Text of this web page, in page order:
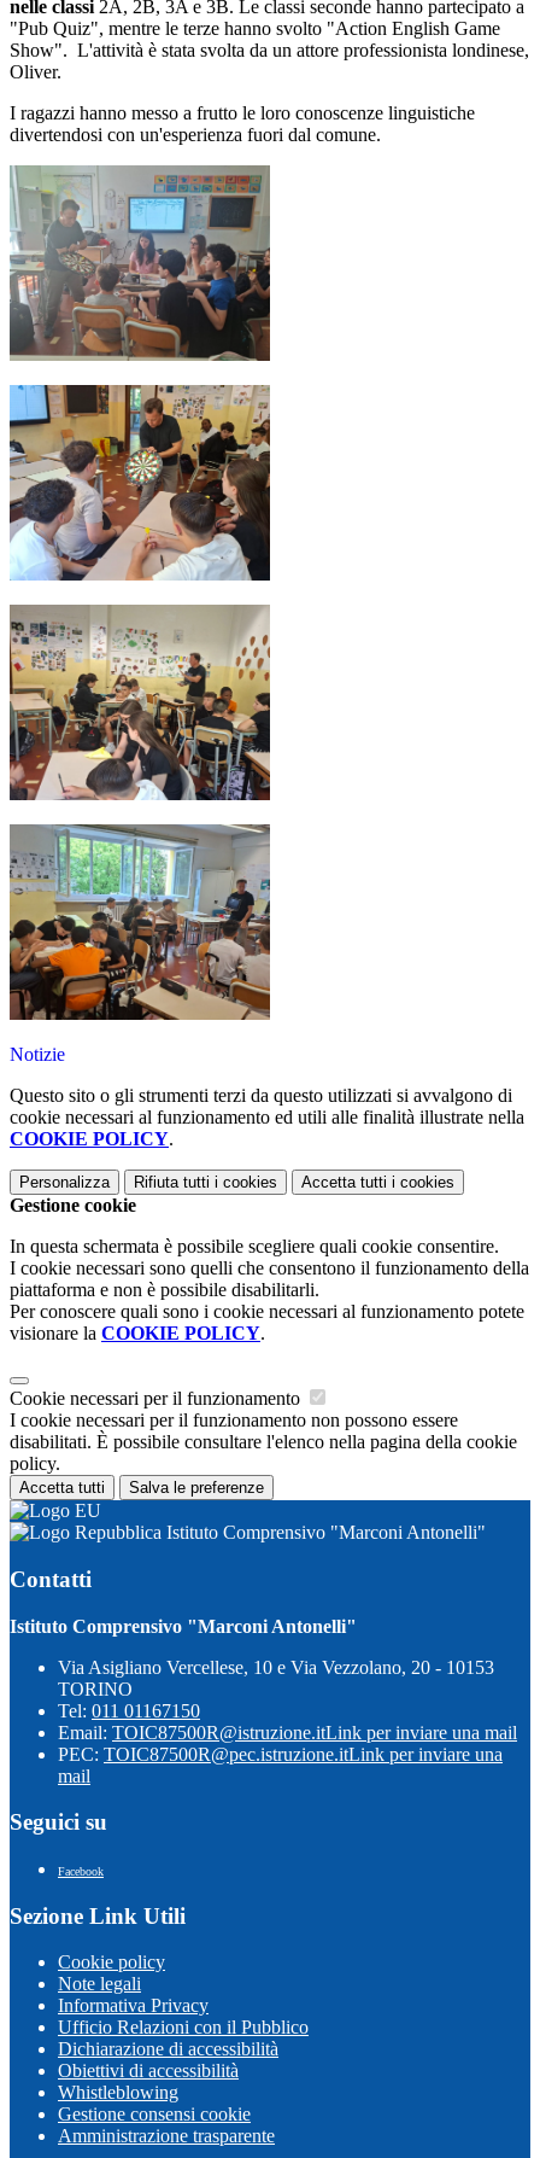
nelle classi 2A, 2B, 3A e 3B. Le classi seconde hanno partecipato a
"Pub Quiz", mentre le terze hanno svolto "Action English Game
Show". L'attività è stata svolta da un attore professionista londinese,
Oliver.
I ragazzi hanno messo a frutto le loro conoscenze linguistiche
divertendosi con un'esperienza fuori dal comune.
Notizie
Questo sito o gli strumenti terzi da questo utilizzati si avvalgono di
cookie necessari al funzionamento ed utili alle finalità illustrate nella
COOKIE POLICY.
Personalizza Rifiuta tutti i cookies Accetta tutti i cookies
Gestione cookie
In questa schermata è possibile scegliere quali cookie consentire.
I cookie necessari sono quelli che consentono il funzionamento della
piattaforma e non è possibile disabilitarli.
Per conoscere quali sono i cookie necessari al funzionamento potete
visionare la COOKIE POLICY.
Cookie necessari per il funzionamento
I cookie necessari per il funzionamento non possono essere
disabilitati. È possibile consultare l'elenco nella pagina della cookie
policy.
Accetta tutti Salva le preferenze
Istituto Comprensivo "Marconi Antonelli"
Contatti
Istituto Comprensivo "Marconi Antonelli"
Via Asigliano Vercellese, 10 e Via Vezzolano, 20 - 10153
TORINO
Tel: 011 01167150
Email: TOIC87500R@istruzione.itLink per inviare una mail
PEC: TOIC87500R@pec.istruzione.itLink per inviare una
mail
Seguici su
Facebook
Sezione Link Utili
Cookie policy
Note legali
Informativa Privacy
Ufficio Relazioni con il Pubblico
Dichiarazione di accessibilità
Obiettivi di accessibilità
Whistleblowing
Gestione consensi cookie
Amministrazione trasparente